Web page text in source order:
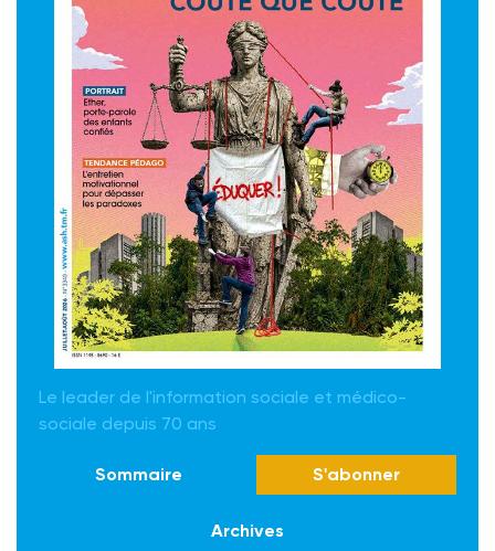
Le leader de l'information sociale et médico-
sociale depuis 70 ans
Sommaire S'abonner
Archives